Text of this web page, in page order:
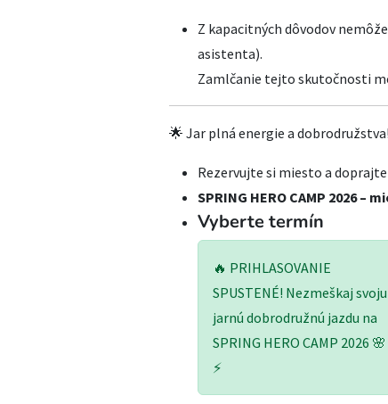
Z kapacitných dôvodov
asistenta).
Zamlčanie tejto skutočnosti
🌟 Jar plná energie a dobrodružstva!
Rezervujte si miesto a
SPRING HERO CAMP 2026
Vyberte termín
🔥 PRIHLASOVANIE
SPUSTENÉ! Nezmeškaj svoju
jarnú dobrodružnú jazdu na
SPRING HERO CAMP 2026 🌸
⚡